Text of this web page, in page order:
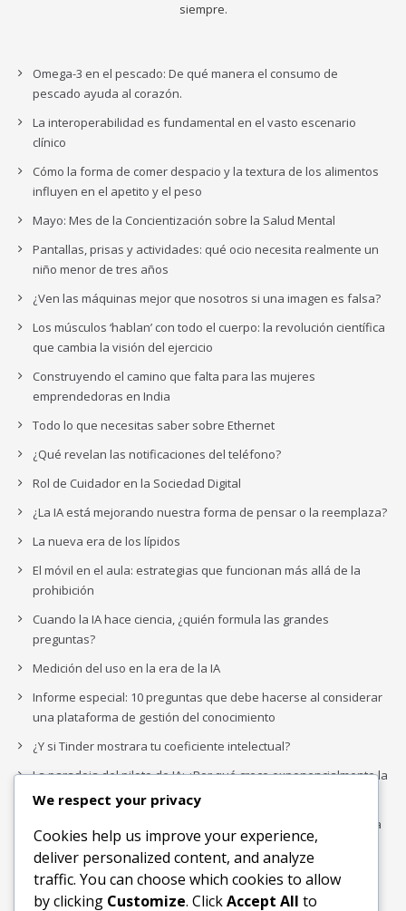
siempre.
Omega-3 en el pescado: De qué manera el consumo de
pescado ayuda al corazón.
La interoperabilidad es fundamental en el vasto escenario
clínico
Cómo la forma de comer despacio y la textura de los alimentos
influyen en el apetito y el peso
Mayo: Mes de la Concientización sobre la Salud Mental
Pantallas, prisas y actividades: qué ocio necesita realmente un
niño menor de tres años
¿Ven las máquinas mejor que nosotros si una imagen es falsa?
Los músculos ‘hablan’ con todo el cuerpo: la revolución científica
que cambia la visión del ejercicio
Construyendo el camino que falta para las mujeres
emprendedoras en India
Todo lo que necesitas saber sobre Ethernet
¿Qué revelan las notificaciones del teléfono?
Rol de Cuidador en la Sociedad Digital
¿La IA está mejorando nuestra forma de pensar o la reemplaza?
La nueva era de los lípidos
El móvil en el aula: estrategias que funcionan más allá de la
prohibición
Cuando la IA hace ciencia, ¿quién formula las grandes
preguntas?
Medición del uso en la era de la IA
Informe especial: 10 preguntas que debe hacerse al considerar
una plataforma de gestión del conocimiento
¿Y si Tinder mostrara tu coeficiente intelectual?
La paradoja del piloto de IA: ¿Por qué crece exponencialmente la
complejidad de la IA empresarial?
Los organigramas de marketing se crearon para los canales. La
IA acaba de dejarlos obsoletos.
Buscar
We respect your privacy
Cookies help us improve your experience,
deliver personalized content, and analyze
traffic. You can choose which cookies to allow
by clicking Customize. ClickAccept All to